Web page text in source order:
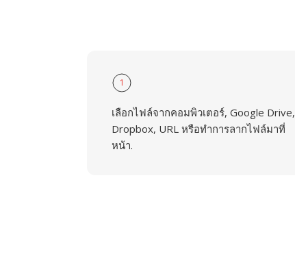
1
เลือกไฟล์จากคอมพิวเตอร์, Google Drive,
Dropbox, URL หรือทำการลากไฟล์มาที่
หน้า.